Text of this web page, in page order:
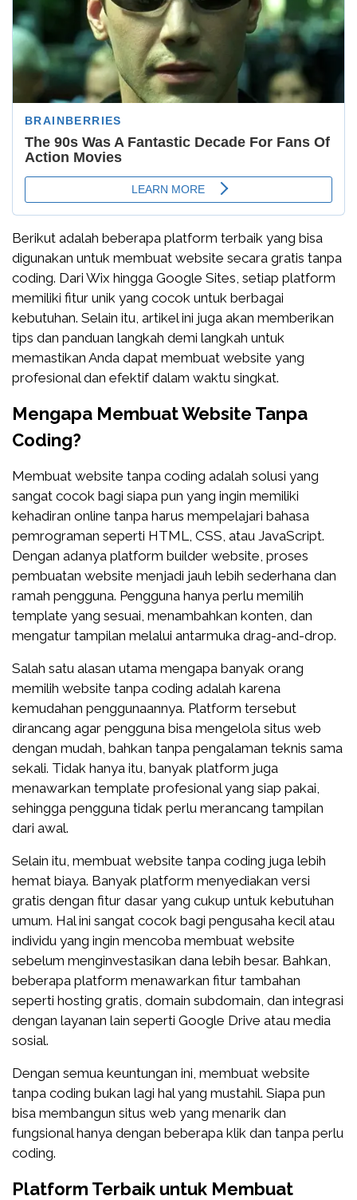
Berikut adalah beberapa platform terbaik yang bisa
digunakan untuk membuat website secara gratis tanpa
coding. Dari Wix hingga Google Sites, setiap platform
memiliki fitur unik yang cocok untuk berbagai
kebutuhan. Selain itu, artikel ini juga akan memberikan
tips dan panduan langkah demi langkah untuk
memastikan Anda dapat membuat website yang
profesional dan efektif dalam waktu singkat.
Mengapa Membuat Website Tanpa
Coding?
Membuat website tanpa coding adalah solusi yang
sangat cocok bagi siapa pun yang ingin memiliki
kehadiran online tanpa harus mempelajari bahasa
pemrograman seperti HTML, CSS, atau JavaScript.
Dengan adanya platform builder website, proses
pembuatan website menjadi jauh lebih sederhana dan
ramah pengguna. Pengguna hanya perlu memilih
template yang sesuai, menambahkan konten, dan
mengatur tampilan melalui antarmuka drag-and-drop.
Salah satu alasan utama mengapa banyak orang
memilih website tanpa coding adalah karena
kemudahan penggunaannya. Platform tersebut
dirancang agar pengguna bisa mengelola situs web
dengan mudah, bahkan tanpa pengalaman teknis sama
sekali. Tidak hanya itu, banyak platform juga
menawarkan template profesional yang siap pakai,
sehingga pengguna tidak perlu merancang tampilan
dari awal.
Selain itu, membuat website tanpa coding juga lebih
hemat biaya. Banyak platform menyediakan versi
gratis dengan fitur dasar yang cukup untuk kebutuhan
umum. Hal ini sangat cocok bagi pengusaha kecil atau
individu yang ingin mencoba membuat website
sebelum menginvestasikan dana lebih besar. Bahkan,
beberapa platform menawarkan fitur tambahan
seperti hosting gratis, domain subdomain, dan integrasi
dengan layanan lain seperti Google Drive atau media
sosial.
Dengan semua keuntungan ini, membuat website
tanpa coding bukan lagi hal yang mustahil. Siapa pun
bisa membangun situs web yang menarik dan
fungsional hanya dengan beberapa klik dan tanpa perlu
coding.
Platform Terbaik untuk Membuat